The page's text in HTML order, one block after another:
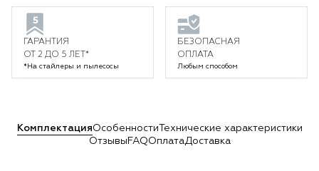
ГАРАНТИЯ
ОТ 2 ДО 5 ЛЕТ*
*На стайлеры и пылесосы
БЕЗОПАСНАЯ
ОПЛАТА
Любым способом
КомплектацияОсобенностиТехнические характеристики
Отзывы FAQОплатаДоставка